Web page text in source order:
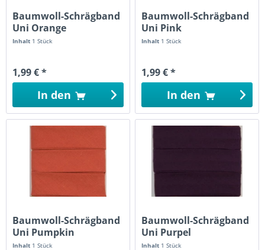
Baumwoll-Schrägband
Uni Orange
Inhalt 1 Stück
1,99 € *
In den
Baumwoll-Schrägband
Uni Pink
Inhalt 1 Stück
1,99 € *
In den
Baumwoll-Schrägband
Uni Pumpkin
Inhalt 1 Stück
Baumwoll-Schrägband
Uni Purpel
Inhalt 1 Stück